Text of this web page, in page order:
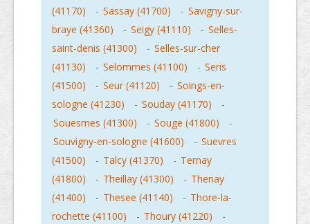
(41170)
- Sassay (41700) - Savigny-sur-
braye (41360)
- Seigy (41110) - Selles-
saint-denis (41300)
- Selles-sur-cher
(41130)
- Selommes (41100) - Seris
(41500)
- Seur (41120) - Soings-en-
sologne (41230)
- Souday (41170)
-
Souesmes (41300)
- Souge (41800)
-
Souvigny-en-sologne (41600)
- Suevres
(41500)
- Talcy (41370) - Ternay
(41800)
- Theillay (41300) - Thenay
(41400)
- Thesee (41140) - Thore-la-
rochette (41100)
- Thoury (41220)
-